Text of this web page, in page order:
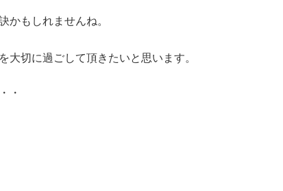
かもしれませんね。
大切に過ごして頂きたいと思います。
・